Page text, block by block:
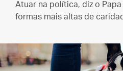
Atuar na política, diz o
formas mais altas de